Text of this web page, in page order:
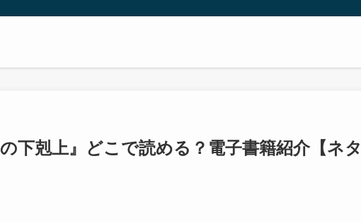
下剋上』どこで読める？電子書籍紹介【ネ